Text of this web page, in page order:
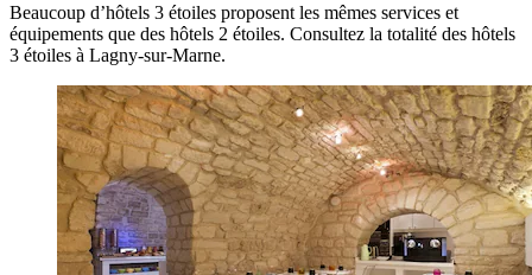
Beaucoup d’hôtels 3 étoiles proposent les mêmes services et
équipements que des hôtels 2 étoiles. Consultez la totalité des hôtels
3 étoiles à Lagny-sur-Marne.